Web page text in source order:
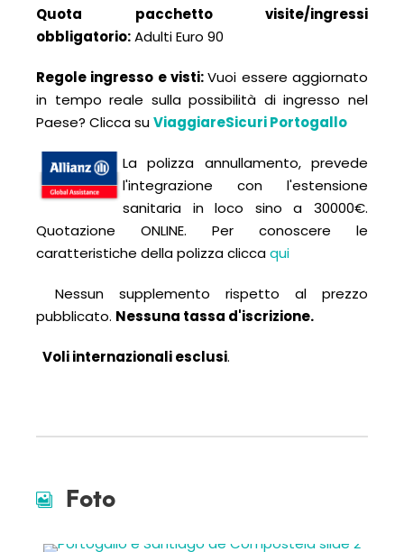
Quota pacchetto visite/ingressi
obbligatorio:Adulti Euro 90
Regole ingresso e visti:Vuoi essere aggiornato
in tempo reale sulla possibilità di ingresso nel
Paese? Clicca suViaggiareSicuri Portogallo
La polizza annullamento, prevede
l'integrazione con l'estensione
sanitaria in loco sino a 30000€.
Quotazione ONLINE. Per conoscere le
caratteristiche della polizza cliccaqui
Nessun supplemento rispetto al prezzo
pubblicato. Nessuna tassa d'iscrizione.
Voli internazionali esclusi.
Foto